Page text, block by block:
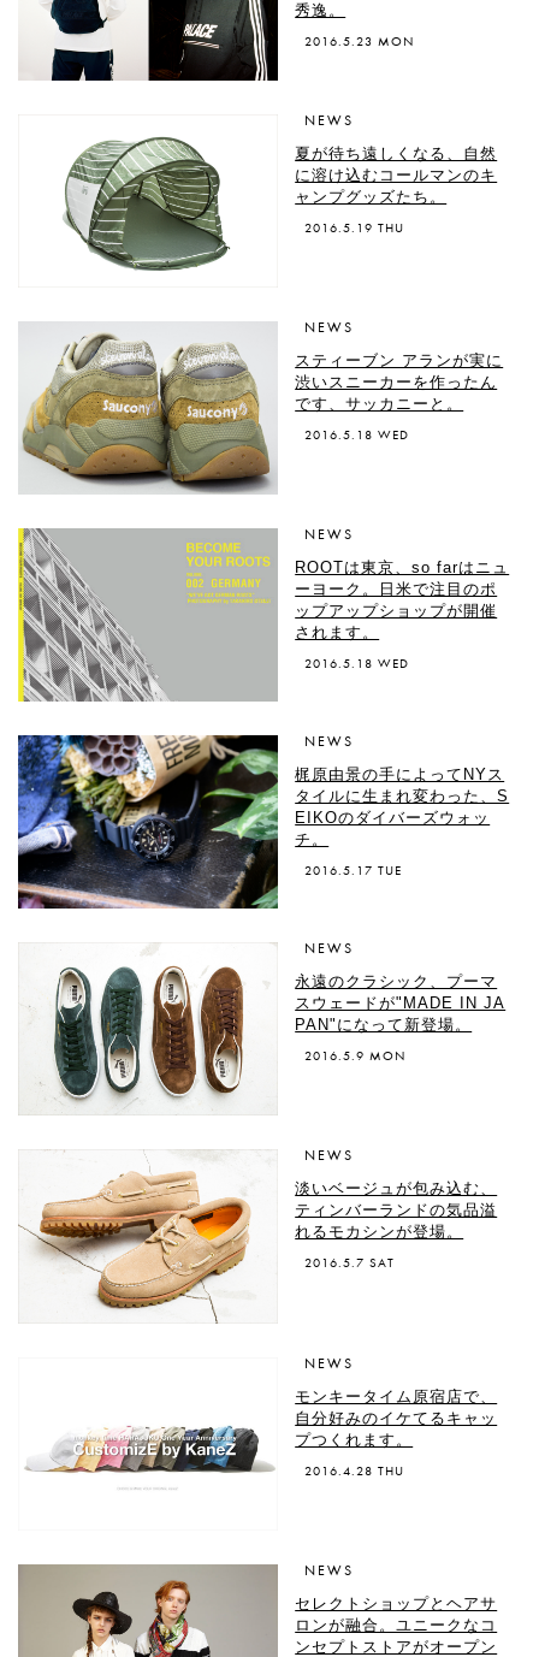
秀逸。
2016.5.23 MON
NEWS
夏が待ち遠しくなる、自然
に溶け込むコールマンのキ
ャンプグッズたち。
2016.5.19 THU
NEWS
スティーブン アランが実に
渋いスニーカーを作ったん
です、サッカニーと。
2016.5.18 WED
NEWS
ROOTは東京、so farはニュ
ーヨーク。日米で注目のポ
ップアップショップが開催
されます。
2016.5.18 WED
NEWS
梶原由景の手によってNYス
タイルに生まれ変わった、S
EIKOのダイバーズウォッ
チ。
2016.5.17 TUE
NEWS
永遠のクラシック、プーマ
スウェードが"MADE IN JA
PAN"になって新登場。
2016.5.9 MON
NEWS
淡いベージュが包み込む、
ティンバーランドの気品溢
れるモカシンが登場。
2016.5.7 SAT
NEWS
モンキータイム原宿店で、
自分好みのイケてるキャッ
プつくれます。
2016.4.28 THU
NEWS
セレクトショップとヘアサ
ロンが融合。ユニークなコ
ンセプトストアがオープン